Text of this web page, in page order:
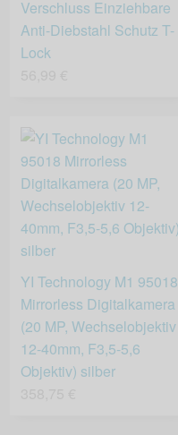
Verschluss Einziehbare
Anti-Diebstahl Schutz T-
Lock
YI Technology M1 95018
Mirrorless Digitalkamera
(20 MP, Wechselobjektiv
12-40mm, F3,5-5,6
Objektiv) silber